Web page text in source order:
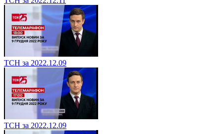
ТСН за 2022.12.09
ТСН за 2022.12.09